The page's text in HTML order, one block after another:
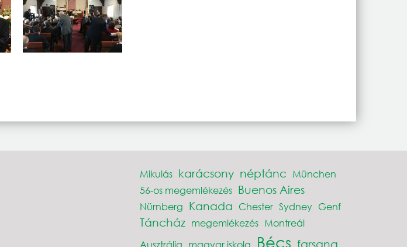
Mikulás karácsony néptánc München
56-os megemlékezés Buenos Aires
Nürnberg Kanada Chester Sydney Genf
Táncház megemlékezés Montreál
Ausztrália magyar iskola Bécs farsang